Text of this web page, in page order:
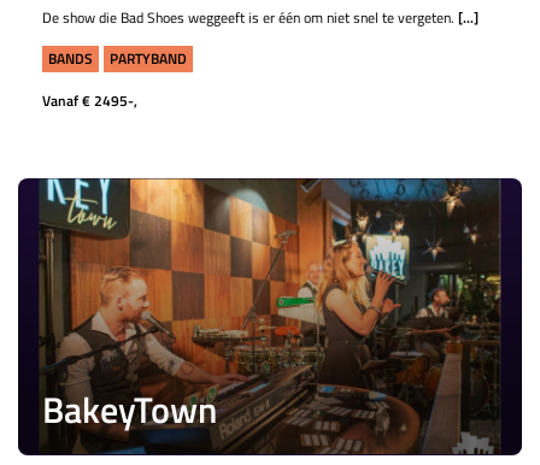
De show die Bad Shoes weggeeft is er één om niet snel te vergeten. [...]
BANDS
PARTYBAND
Vanaf € 2495-,
BakeyTown